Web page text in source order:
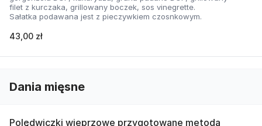
filet z kurczaka, grillowany boczek, sos vinegrette.
Sałatka podawana jest z pieczywkiem czosnkowym.
43,00 zł
Dania mięsne
Polędwiczki wieprzowe przygotowane metodą